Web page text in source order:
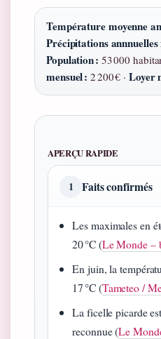
Température moyenne
Précipitations annnuelles
Population : 53 000
mensuel : 2 200 € ·Loyer
APERÇU RAPIDE
1 Faits confirmés
Les maximales en
20 °C (Le Monde –
En juin, la
17 °C (Tameteo /
La ficelle picarde
reconnue (Le